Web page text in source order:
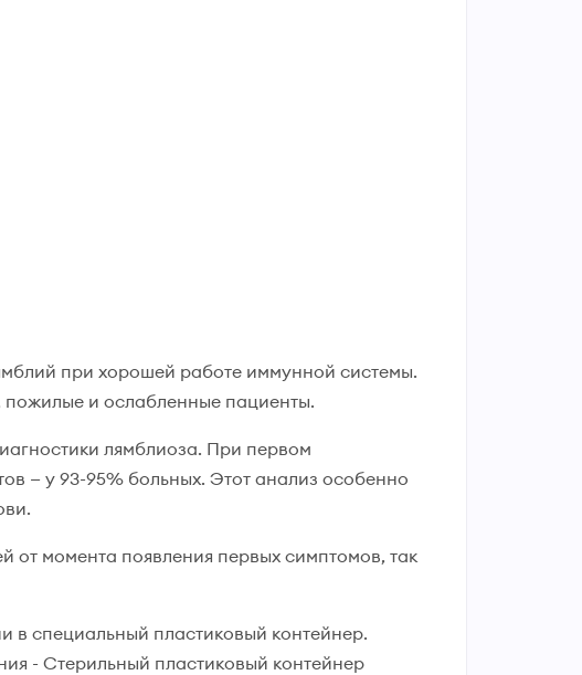
при хорошей работе иммунной системы.
пожилые и ослабленные пациенты.
лямблиоза. При первом
— у 93-95% больных. Этот анализ особенно
от момента появления первых симптомов, так
специальный пластиковый контейнер.
- Стерильный пластиковый контейнер